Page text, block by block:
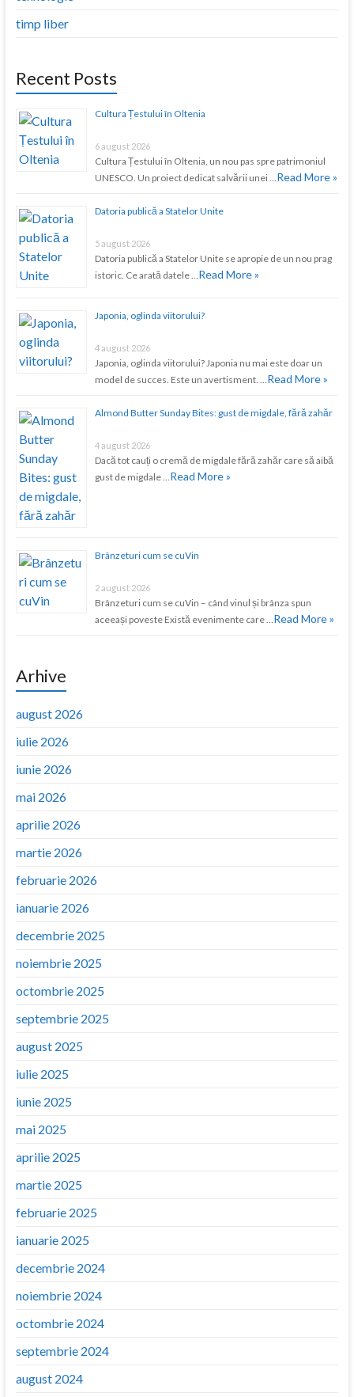
timp liber
Recent Posts
Cultura Țestului în Oltenia
6 august 2026
Cultura Țestului în Oltenia, un nou pas spre patrimoniul
UNESCO. Un proiect dedicat salvării unei … Read More »
Datoria publică a Statelor Unite
5 august 2026
Datoria publică a Statelor Unite se apropie de un nou prag
istoric. Ce arată datele … Read More »
Japonia, oglinda viitorului?
4 august 2026
Japonia, oglinda viitorului? Japonia nu mai este doar un
model de succes. Este un avertisment. … Read More »
Almond Butter Sunday Bites: gust de migdale, fără zahăr
4 august 2026
Dacă tot cauți o cremă de migdale fără zahăr care să aibă
gust de migdale … Read More »
Brânzeturi cum se cuVin
2 august 2026
Brânzeturi cum se cuVin – când vinul și brânza spun
aceeași poveste Există evenimente care … Read More »
Arhive
august 2026
iulie 2026
iunie 2026
mai 2026
aprilie 2026
martie 2026
februarie 2026
ianuarie 2026
decembrie 2025
noiembrie 2025
octombrie 2025
septembrie 2025
august 2025
iulie 2025
iunie 2025
mai 2025
aprilie 2025
martie 2025
februarie 2025
ianuarie 2025
decembrie 2024
noiembrie 2024
octombrie 2024
septembrie 2024
august 2024